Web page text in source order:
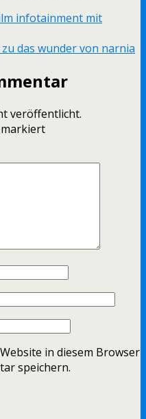
infotainment mit
das wunder von narnia
veröffentlicht.
markiert
in diesem Browser
speichern.